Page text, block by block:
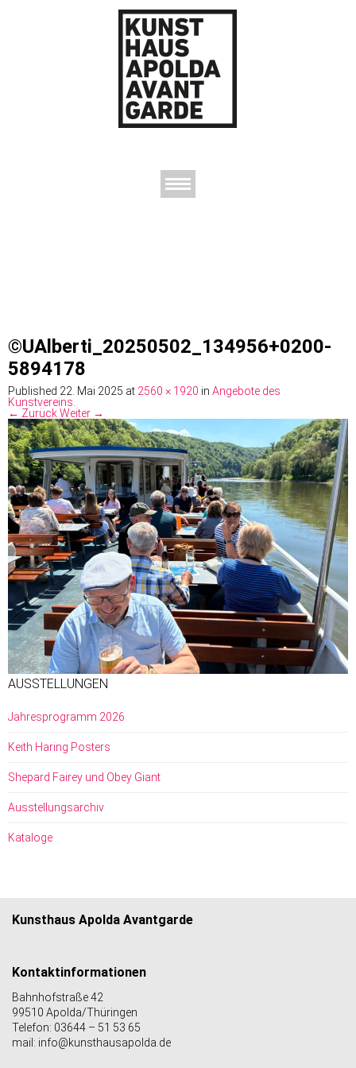
©UAlberti_20250502_134956+0200-
5894178
Published 22. Mai 2025 at 2560 × 1920 in Angebote des
Kunstvereins.
← ZurückWeiter →
AUSSTELLUNGEN
Jahresprogramm 2026
Keith Haring Posters
Shepard Fairey und Obey Giant
Ausstellungsarchiv
Kataloge
Kunsthaus Apolda Avantgarde
Kontaktinformationen
Bahnhofstraße 42
99510 Apolda/Thüringen
Telefon: 03644 – 51 53 65
mail: info@kunsthausapolda.de